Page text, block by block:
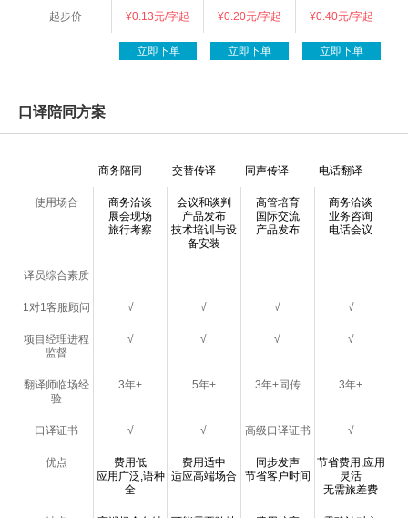
起步价 ¥0.13元/字起 ¥0.20元/字起 ¥0.40元/字起
立即下单 立即下单 立即下单
口译陪同方案
商务陪同 交替传译 同声传译 电话翻译
使用场合
商务洽谈
展会现场
旅行考察
会议和谈判
产品发布
技术培训与设
备安装
高管培育
国际交流
产品发布
商务洽谈
业务咨询
电话会议
译员综合素质
1对1客服顾问 √ √ √ √
项目经理进程
监督
√ √ √ √
翻译师临场经
验
3年+ 5年+ 3年+同传 3年+
口译证书 √ √ 高级口译证书 √
优点
费用低
应用广泛,语种
全
费用适中
适应高端场合
同步发声
节省客户时间
节省费用,应用
灵活
无需旅差费